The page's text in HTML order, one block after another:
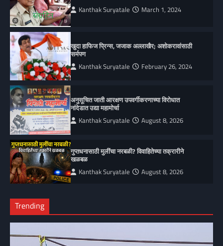
Kanthak Suryatale March 1, 2024
खुदा हाफिज प्रिन्स, जजाक अल्लाखैर; अशोकरावांसाठी
सर्मपण
Kanthak Suryatale February 26, 2024
अनुसूचित जाती आरक्षण उपवर्गीकरणाच्या विरोधात
नांदेडात उद्या महामोर्चा
Kanthak Suryatale August 8, 2026
गुप्तधनासाठी मुलींचा नरबळी? विवाहितेच्या तक्रारीने
खळबळ
Kanthak Suryatale August 8, 2026
Trending